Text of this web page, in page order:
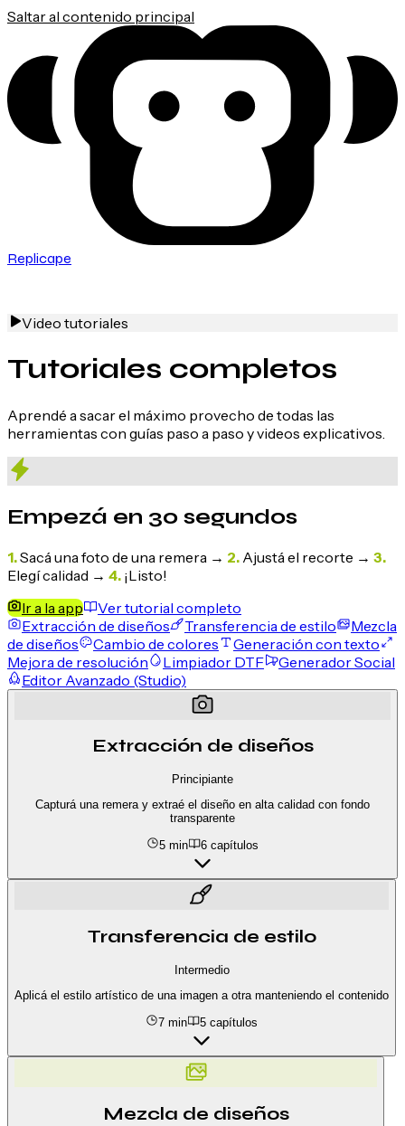
Saltar al contenido principal
Replicape
Video tutoriales
Tutoriales completos
Aprendé a sacar el máximo provecho de todas las
herramientas con guías paso a paso y videos explicativos.
Empezá en 30 segundos
1.Sacá una foto de una remera → 2. Ajustá el recorte → 3.
Elegí calidad → 4. ¡Listo!
Ir a la app
Ver tutorial completo
Extracción de diseños
Transferencia de estilo
Mezcla
de diseños
Cambio de colores
Generación con texto
Mejora de resolución
Limpiador DTF
Generador Social
Editor Avanzado (Studio)
Extracción de diseños
Principiante
Capturá una remera y extraé el diseño en alta calidad con fondo
transparente
5 min 6 capítulos
Transferencia de estilo
Intermedio
Aplicá el estilo artístico de una imagen a otra manteniendo el contenido
7 min 5 capítulos
Mezcla de diseños